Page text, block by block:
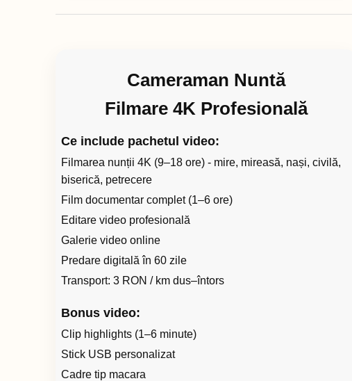
Cameraman Nuntă
Filmare 4K Profesională
Ce include pachetul video:
Filmarea nunții 4K (9–18 ore) - mire, mireasă, nași, civilă,
biserică, petrecere
Film documentar complet (1–6 ore)
Editare video profesională
Galerie video online
Predare digitală în 60 zile
Transport: 3 RON / km dus–întors
Bonus video:
Clip highlights (1–6 minute)
Stick USB personalizat
Cadre tip macara